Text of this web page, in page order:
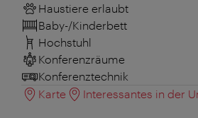
Haustiere erlaubt
Baby-/Kinderbett
Hochstuhl
Konferenzräume
Konferenztechnik
Karte
Interessantes in der